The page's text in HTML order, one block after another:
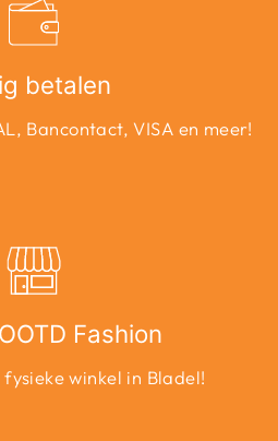
betalen
Bancontact, VISA en meer!
Fashion
fysieke winkel in Bladel!